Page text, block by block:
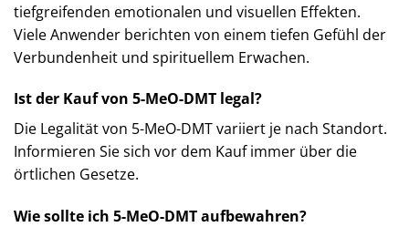
tiefgreifenden emotionalen und visuellen Effekten.
Viele Anwender berichten von einem tiefen Gefühl der
Verbundenheit und spirituellem Erwachen.
Ist der Kauf von 5-MeO-DMT legal?
Die Legalität von 5-MeO-DMT variiert je nach Standort.
Informieren Sie sich vor dem Kauf immer über die
örtlichen Gesetze.
Wie sollte ich 5-MeO-DMT aufbewahren?